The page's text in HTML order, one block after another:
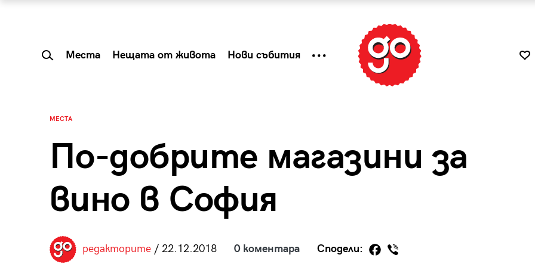
Места Нещата от живота Нови събития
МЕСТА
По-добрите магазини за
вино в София
редакторите/ 22.12.2018 0 коментара Сподели:
Summer Prelude: как
Tender is the Wine – Какво